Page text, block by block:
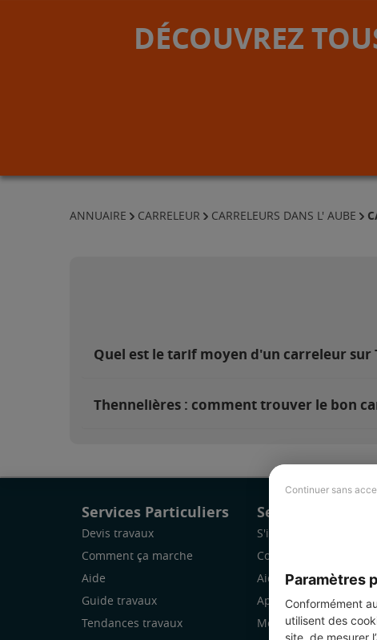
Continuer sans
Paramètres
Conformément
utilisent des
site, de mesurer
DÉCOUVREZ
ANNUAIRE CARRELEUR CARRELEURS DANS L' AUBE
Quel est le tarif moyen d'un carreleur sur
Thennelières : comment trouver le bon
Services Particuliers
Devis travaux
Comment ça marche
Aide
Guide travaux
Tendances travaux
Services Pro
S'inscrire
Comment ça marche
Aide
Application Mobile
Mon espace